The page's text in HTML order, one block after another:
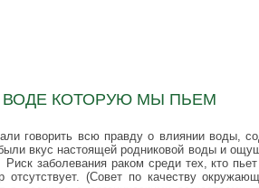
ВОДЕ КОТОРУЮ МЫ ПЬЕМ
говорить всю правду о влиянии воды,
вкус настоящей родниковой воды и
заболевания раком среди тех, кто
отсутствует. (Совет по качеству